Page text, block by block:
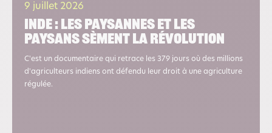
9 juillet 2026
Inde : les paysannes et les
paysans sèment la révolution
C'est un documentaire qui retrace les 379 jours où des millions
d'agriculteurs indiens ont défendu leur droit à une agriculture
régulée.